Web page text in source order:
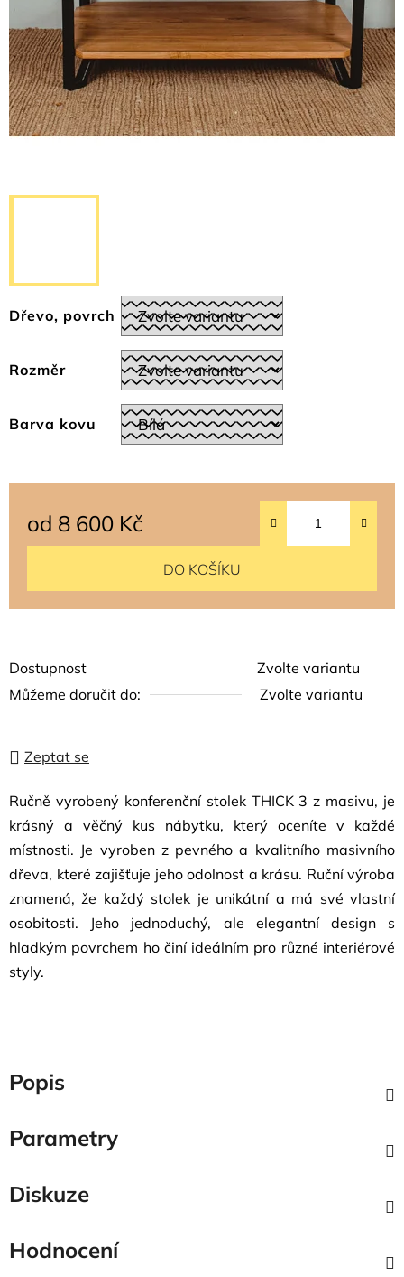
Ručně vyrobený konferenční stolek THICK 3 z masivu, je
krásný a věčný kus nábytku, který oceníte v každé
místnosti. Je vyroben z pevného a kvalitního masivního
dřeva, které zajišťuje jeho odolnost a krásu. Ruční výroba
znamená, že každý stolek je unikátní a má své vlastní
osobitosti. Jeho jednoduchý, ale elegantní design s
hladkým povrchem ho činí ideálním pro různé interiérové
styly.
Dřevo, povrch
Rozměr
Barva kovu
Dostupnost
Zvolte variantu
Můžeme doručit do:
Zvolte variantu
od 8 600 Kč
DO KOŠÍKU
Zeptat se
Popis
Parametry
Diskuze
Hodnocení